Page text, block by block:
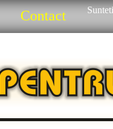
Contact